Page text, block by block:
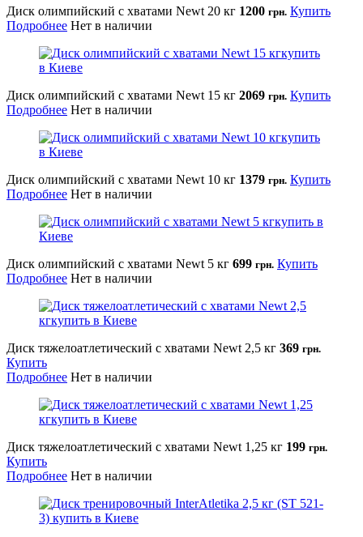
Диск олимпийский с хватами Newt 20 кг 1200 грн. Купить
Подробнее Нет в наличии
Диск олимпийский с хватами Newt 15 кг 2069 грн. Купить
Подробнее Нет в наличии
Диск олимпийский с хватами Newt 10 кг 1379 грн. Купить
Подробнее Нет в наличии
Диск олимпийский с хватами Newt 5 кг 699 грн. Купить
Подробнее Нет в наличии
Диск тяжелоатлетический с хватами Newt 2,5 кг 369 грн.
Купить
Подробнее Нет в наличии
Диск тяжелоатлетический с хватами Newt 1,25 кг 199 грн.
Купить
Подробнее Нет в наличии